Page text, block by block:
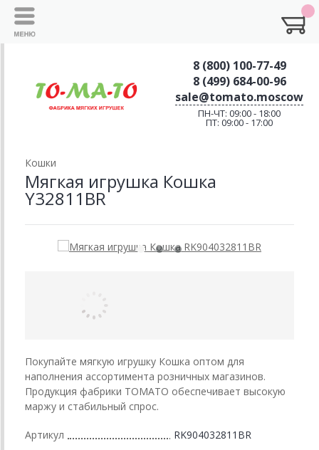
8 (800) 100-77-49
8 (499) 684-00-96
sale@tomato.moscow
ПН-ЧТ: 09:00 - 18:00
ПТ: 09:00 - 17:00
Кошки
Мягкая игрушка Кошка
Y32811BR
Покупайте мягкую игрушку Кошка оптом для
наполнения ассортимента розничных магазинов.
Продукция фабрики ТОМАТО обеспечивает высокую
маржу и стабильный спрос.
Артикул RK904032811BR